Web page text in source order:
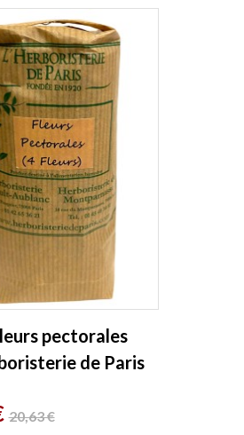
pectorales
de Paris
Prix
20,63 €